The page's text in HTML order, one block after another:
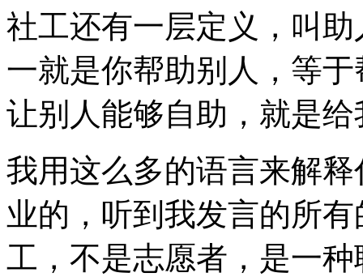
社工还有一层定义，叫
一就是你帮助别人，等
让别人能够自助，就是
我用这么多的语言来解
业的，听到我发言的所
工，不是志愿者，是一种